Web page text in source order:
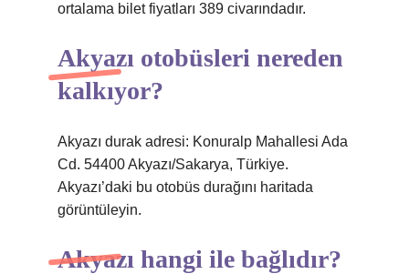
ortalama bilet fiyatları 389 civarındadır.
Akyazı otobüsleri nereden
kalkıyor?
Akyazı durak adresi: Konuralp Mahallesi Ada
Cd. 54400 Akyazı/Sakarya, Türkiye.
Akyazı’daki bu otobüs durağını haritada
görüntüleyin.
Akyazı hangi ile bağlıdır?